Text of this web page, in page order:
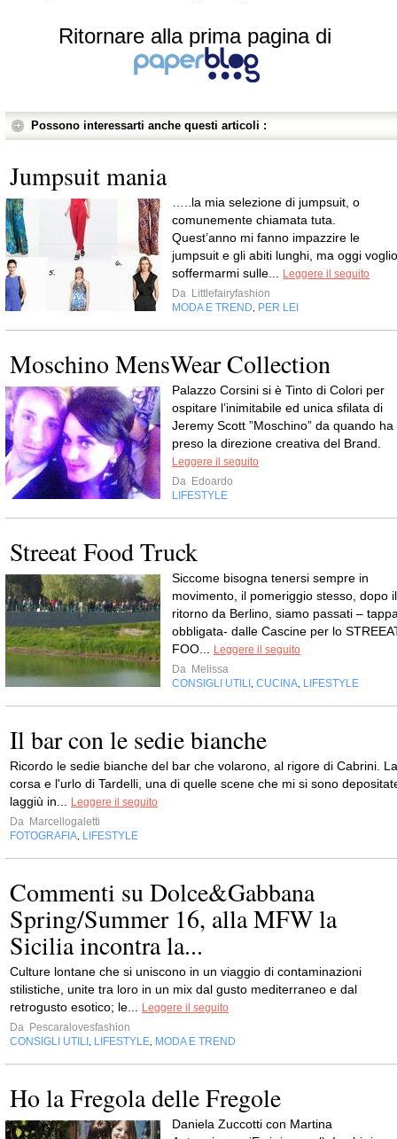
Ritornare alla prima pagina di
Possono interessarti anche questi articoli :
Jumpsuit mania
…..la mia selezione di jumpsuit, o
comunemente chiamata tuta.
Quest’anno mi fanno impazzire le
jumpsuit e gli abiti lunghi, ma oggi voglio
soffermarmi sulle...
Leggere il seguito
Da Littlefairyfashion
MODA E TREND
PER LEI
Moschino MensWear Collection
Palazzo Corsini si è Tinto di Colori per
ospitare l’inimitabile ed unica sfilata di
Jeremy Scott ”Moschino” da quando ha
preso la direzione creativa del Brand.
Leggere il seguito
Da Edoardo
LIFESTYLE
Streeat Food Truck
Siccome bisogna tenersi sempre in
movimento, il pomeriggio stesso, dopo il
ritorno da Berlino, siamo passati –
obbligata- dalle Cascine per lo
FOO...
Leggere il seguito
Da Melissa
CONSIGLI UTILI
CUCINA LIFESTYLE
Il bar con le sedie bianche
Ricordo le sedie bianche del bar che volarono, al rigore di Cabrini. La
corsa e l'urlo di Tardelli, una di quelle scene che mi si sono
laggiù in...
Leggere il seguito
Da Marcellogaletti
FOTOGRAFIA LIFESTYLE
Commenti su Dolce&Gabbana
Spring/Summer 16, alla MFW la
Sicilia incontra la...
Culture lontane che si uniscono in un viaggio di contaminazioni
stilistiche, unite tra loro in un mix dal gusto mediterraneo e dal
retrogusto esotico; le...
Leggere il seguito
Da Pescaralovesfashion
CONSIGLI UTILI
LIFESTYLE MODA E TREND
Ho la Fregola delle Fregole
Daniela Zuccotti con Martina